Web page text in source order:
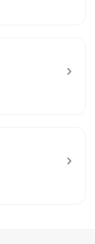
chevron_right
chevron_right